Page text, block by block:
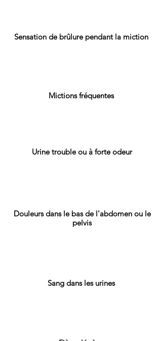
Sensation de brûlure pendant la miction
Mictions fréquentes
Urine trouble ou à forte odeur
Douleurs dans le bas de l'abdomen ou le
pelvis
Sang dans les urines